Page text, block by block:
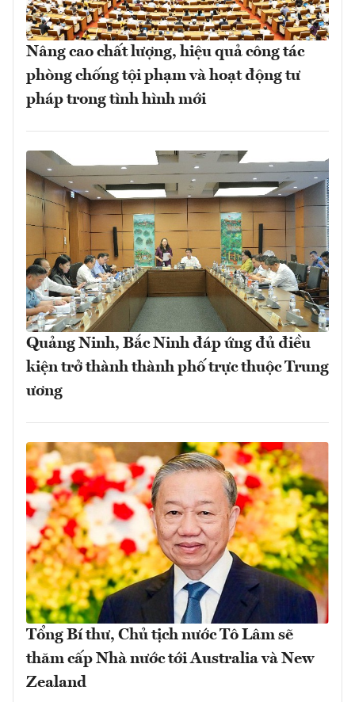
Nâng cao chất lượng, hiệu quả công tác
phòng chống tội phạm và hoạt động tư
pháp trong tình hình mới
Quảng Ninh, Bắc Ninh đáp ứng đủ điều
kiện trở thành thành phố trực thuộc Trung
ương
Tổng Bí thư, Chủ tịch nước Tô Lâm sẽ
thăm cấp Nhà nước tới Australia và New
Zealand